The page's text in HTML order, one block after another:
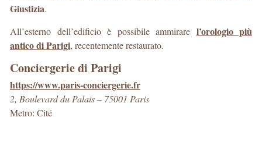
Giustizia.
All’esterno dell’edificio è possibile ammirare l’orologio più
antico di Parigi, recentemente restaurato.
Conciergerie di Parigi
https://www.paris-conciergerie.fr
2, Boulevard du Palais – 75001 Paris
Metro: Cité